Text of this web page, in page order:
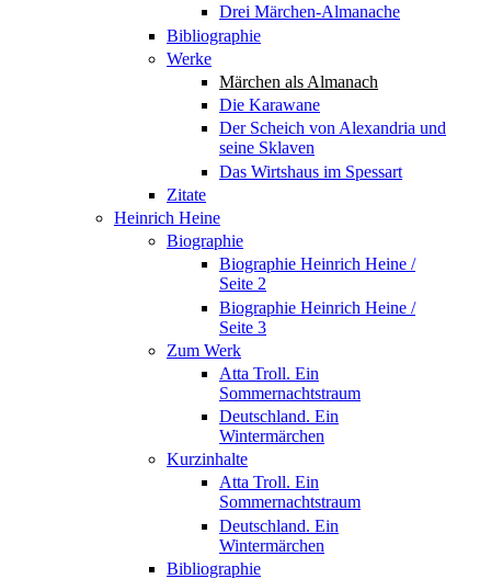
Drei Märchen-Almanache
Bibliographie
Werke
Märchen als Almanach
Die Karawane
Der Scheich von Alexandria und
seine Sklaven
Das Wirtshaus im Spessart
Zitate
Heinrich Heine
Biographie
Biographie Heinrich Heine /
Seite 2
Biographie Heinrich Heine /
Seite 3
Zum Werk
Atta Troll. Ein
Sommernachtstraum
Deutschland. Ein
Wintermärchen
Kurzinhalte
Atta Troll. Ein
Sommernachtstraum
Deutschland. Ein
Wintermärchen
Bibliographie